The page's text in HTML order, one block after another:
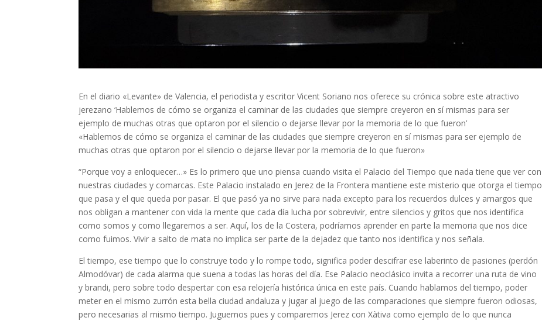
En el diario «Levante» de Valencia, el periodista y escritor Vicent Soriano nos oferece su crónica sobre este atractivo
jerezano ‘Hablemos de cómo se organiza el caminar de las ciudades que siempre creyeron en sí mismas para ser
ejemplo de muchas otras que optaron por el silencio o dejarse llevar por la memoria de lo que fueron’
«Hablemos de cómo se organiza el caminar de las ciudades que siempre creyeron en sí mismas para ser ejemplo de
muchas otras que optaron por el silencio o dejarse llevar por la memoria de lo que fueron»
“Porque voy a enloquecer…» Es lo primero que uno piensa cuando visita el Palacio del Tiempo que nada tiene que ver con
nuestras ciudades y comarcas. Este Palacio instalado en Jerez de la Frontera mantiene este misterio que otorga el tiempo
que pasa y el que queda por pasar. El que pasó ya no sirve para nada excepto para los recuerdos dulces y amargos que
nos obligan a mantener con vida la mente que cada día lucha por sobrevivir, entre silencios y gritos que nos identifica
como somos y como llegaremos a ser. Aquí, los de la Costera, podríamos aprender en parte la memoria que nos dice
como fuimos. Vivir a salto de mata no implica ser parte de la dejadez que tanto nos identifica y nos señala.
El tiempo, ese tiempo que lo construye todo y lo rompe todo, significa poder descifrar ese laberinto de pasiones (perdón
Almodóvar) de cada alarma que suena a todas las horas del día. Ese Palacio neoclásico invita a recorrer una ruta de vino
y brandi, pero sobre todo despertar con esa relojería histórica única en este país. Cuando hablamos del tiempo, poder
meter en el mismo zurrón esta bella ciudad andaluza y jugar al juego de las comparaciones que siempre fueron odiosas,
pero necesarias al mismo tiempo. Juguemos pues y comparemos Jerez con Xàtiva como ejemplo de lo que nunca